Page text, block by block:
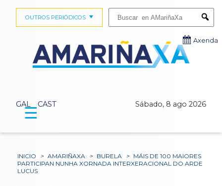
GAL CAST Sábado, 8 ago 2026
OUTROS PERIÓDICOS
Axenda
☰
INICIO > AMARIÑAXA > BURELA > MÁIS DE 100 MAIORES
PARTICIPAN NUNHA XORNADA INTERXERACIONAL DO ARDE
LUCUS